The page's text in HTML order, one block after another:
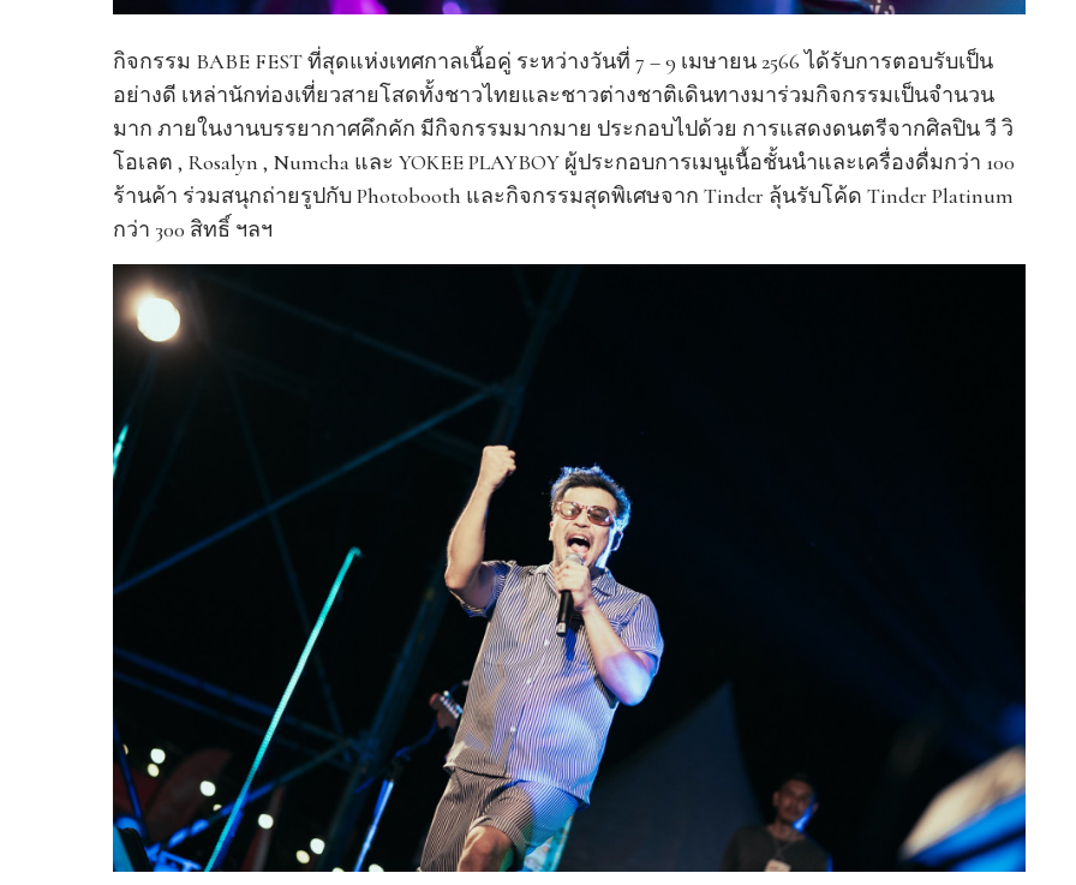
กิจกรรม BABE FEST ที่สุดแห่งเทศกาลเนื้อคู่ ระหว่างวันที่ 7 – 9 เมษายน 2566 ได้รับการตอบรับเป็น
อย่างดี เหล่านักท่องเที่ยวสายโสดทั้งชาวไทยและชาวต่างชาติเดินทางมาร่วมกิจกรรมเป็นจำนวน
มาก ภายในงานบรรยากาศคึกคัก มีกิจกรรมมากมาย ประกอบไปด้วย การแสดงดนตรีจากศิลปิน วี วิ
โอเลต , Rosalyn , Numcha และ YOKEE PLAYBOY ผู้ประกอบการเมนูเนื้อชั้นนำและเครื่องดื่มกว่า 100
ร้านค้า ร่วมสนุกถ่ายรูปกับ Photobooth และกิจกรรมสุดพิเศษจาก Tinder ลุ้นรับโค้ด Tinder Platinum
กว่า 300 สิทธิ์ ฯลฯ